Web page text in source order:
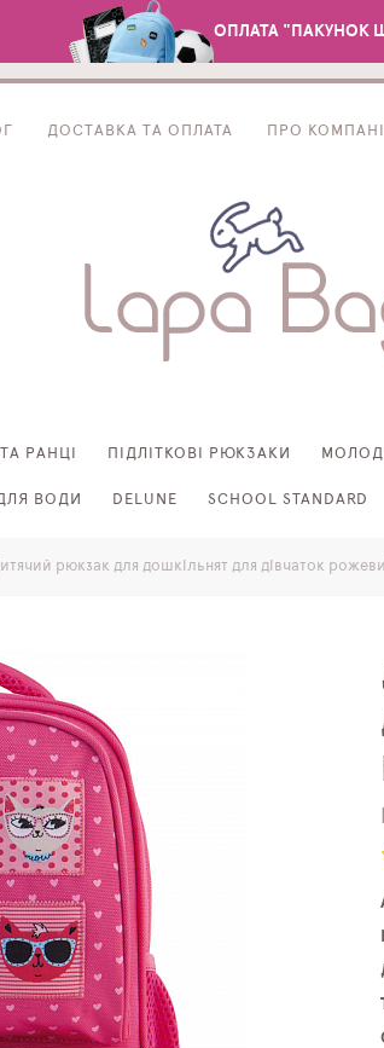
ОПЛАТА "ПАКУНОК
ДОСТАВКА ТА ОПЛАТА ПРО
РАНЦІ ПІДЛІТКОВІ РЮКЗАКИ
ВОДИ DELUNE SCHOOL STANDARD
рюкзак для дошкільнят для дівчаток